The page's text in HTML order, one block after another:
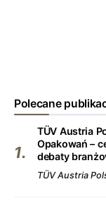
Polecane
TÜV Austria
Opakowań –
debaty
TÜV Austria